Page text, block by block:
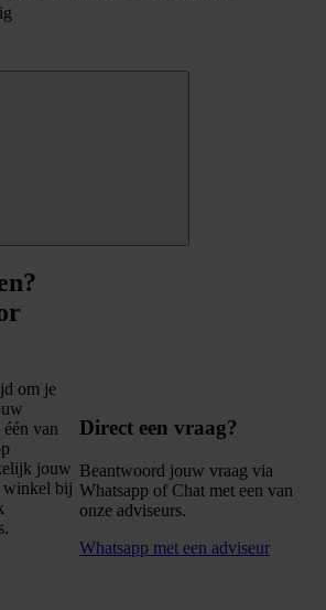
om je
van
jouw
winkel bij
Direct een vraag?
Beantwoord jouw vraag via
Whatsapp of Chat met een van
onze adviseurs.
Whatsapp met een adviseur